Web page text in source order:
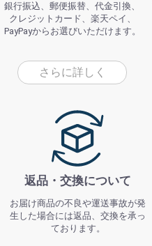
銀行振込、郵便振替、代金引換、
クレジットカード、楽天ペイ、
PayPayからお選びいただけます。
さらに詳しく
返品・交換について
お届け商品の不良や運送事故が発
生した場合には返品、交換を承っ
ております。